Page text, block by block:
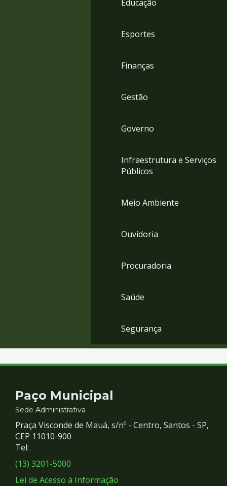
Educação
Esportes
Finanças
Gestão
Governo
Infraestrutura e Serviços
Públicos
Meio Ambiente
Ouvidoria
Procuradoria
Saúde
Segurança
Contato
e
Redes
Sociais
Paço Municipal
Sede Administrativa
Praça Visconde de Mauá, s/nº - Centro, Santos - SP,
CEP 11010-900
Tel:
(13) 3201-5000
Lei de Acesso à Informação